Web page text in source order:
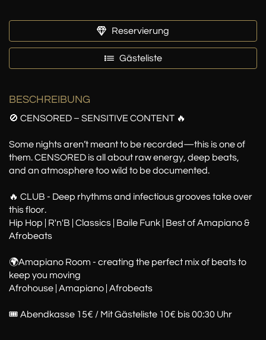
Reservierung
Gästeliste
BESCHREIBUNG
🚫 CENSORED – SENSITIVE CONTENT 🔥
Some nights aren’t meant to be recorded—this is one of
them. CENSORED is all about raw energy, deep beats,
and an atmosphere too wild to be documented.
🔥 CLUB - Deep rhythms and infectious grooves take over
this floor.
Hip Hop | R'n'B | Classics | Baile Funk | Best of Amapiano &
Afrobeats
🌍Amapiano Room - creating the perfect mix of beats to
keep you moving
Afrohouse | Amapiano | Afrobeats
🎟 Abendkasse 15€ / Mit Gästeliste 10€ bis 00:30 Uhr